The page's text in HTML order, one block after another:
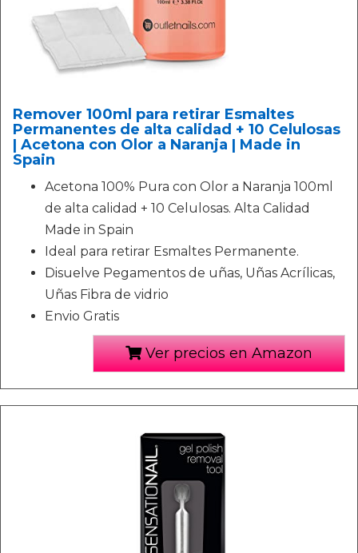
Remover 100ml para retirar Esmaltes
Permanentes de alta calidad + 10 Celulosas
| Acetona con Olor a Naranja | Made in
Spain
Acetona 100% Pura con Olor a Naranja 100ml
de alta calidad + 10 Celulosas. Alta Calidad
Made in Spain
Ideal para retirar Esmaltes Permanente.
Disuelve Pegamentos de uñas, Uñas Acrílicas,
Uñas Fibra de vidrio
Envio Gratis
Ver precios en Amazon